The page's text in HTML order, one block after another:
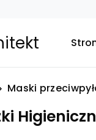
Maski